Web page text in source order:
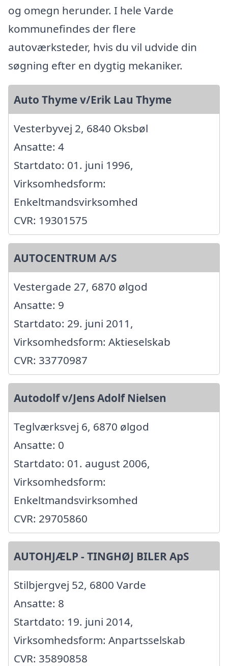
og omegn herunder. I hele Varde
kommunefindes der flere
autoværksteder, hvis du vil udvide din
søgning efter en dygtig mekaniker.
Auto Thyme v/Erik Lau Thyme
Vesterbyvej 2, 6840 Oksbøl
Ansatte: 4
Startdato: 01. juni 1996,
Virksomhedsform:
Enkeltmandsvirksomhed
CVR: 19301575
AUTOCENTRUM A/S
Vestergade 27, 6870 ølgod
Ansatte: 9
Startdato: 29. juni 2011,
Virksomhedsform: Aktieselskab
CVR: 33770987
Autodolf v/Jens Adolf Nielsen
Teglværksvej 6, 6870 ølgod
Ansatte: 0
Startdato: 01. august 2006,
Virksomhedsform:
Enkeltmandsvirksomhed
CVR: 29705860
AUTOHJÆLP - TINGHØJ BILER ApS
Stilbjergvej 52, 6800 Varde
Ansatte: 8
Startdato: 19. juni 2014,
Virksomhedsform: Anpartsselskab
CVR: 35890858